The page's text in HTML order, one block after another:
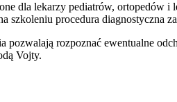
dla lekarzy pediatrów,
szkoleniu procedura diagnostyczna
pozwalają rozpoznać ewentualne
Vojty.